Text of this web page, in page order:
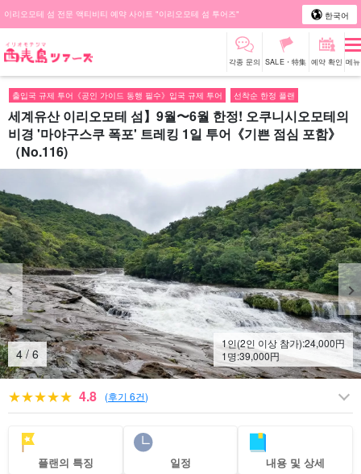
이리오모테 섬 전문 액티비티 예약 사이트 "이리오모테 섬 투어즈" 한국어
각종 문의 SALE・特集 예약 확인 메뉴
출입국 규제 투어《공인 가이드 동행 필수》입국 규제 투어 선착순 한정 플랜
세계유산 이리오모테 섬】9월〜6월 한정! 오쿠니시오모테의
비경 '마야구스쿠 폭포' 트레킹 1일 투어《기쁜 점심 포함》
（No.116)
4/ 6
1인(2인 이상 참가):24,000円
1명:39,000円
4.8 (후기 6건)
플랜의 특징 일정 내용 및 상세